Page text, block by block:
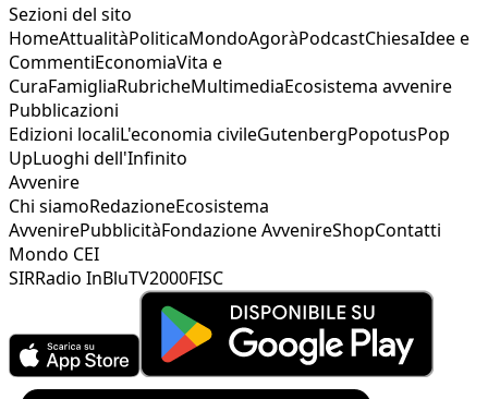
Sezioni del sito
HomeAttualitàPoliticaMondoAgoràPodcastChiesaIdee e
CommentiEconomiaVita e
CuraFamigliaRubricheMultimediaEcosistema avvenire
Pubblicazioni
Edizioni localiL'economia civileGutenbergPopotusPop
UpLuoghi dell'Infinito
Avvenire
Chi siamoRedazioneEcosistema
AvvenirePubblicitàFondazione AvvenireShopContatti
Mondo CEI
SIRRadio InBluTV2000FISC